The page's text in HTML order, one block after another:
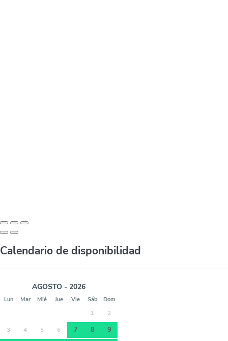
Calendario de disponibilidad
AGOSTO - 2026
Lun Mar Mié Jue Vie Sáb Dom
1 2
3 4 5 6 7 8
9